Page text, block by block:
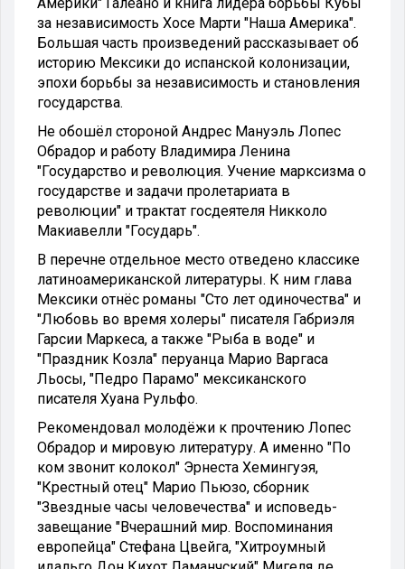
за независимость Хосе Марти "Наша Америка".
Большая часть произведений рассказывает об
историю Мексики до испанской колонизации,
эпохи борьбы за независимость и становления
государства.
Не обошёл стороной Андрес Мануэль Лопес
Обрадор и работу Владимира Ленина
"Государство и революция. Учение марксизма о
государстве и задачи пролетариата в
революции" и трактат госдеятеля Никколо
Макиавелли "Государь".
В перечне отдельное место отведено классике
латиноамериканской литературы. К ним глава
Мексики отнёс романы "Сто лет одиночества" и
"Любовь во время холеры" писателя Габриэля
Гарсии Маркеса, а также "Рыба в воде" и
"Праздник Козла" перуанца Марио Варгаса
Льосы, "Педро Парамо" мексиканского
писателя Хуана Рульфо.
Рекомендовал молодёжи к прочтению Лопес
Обрадор и мировую литературу. А именно "По
ком звонит колокол" Эрнеста Хемингуэя,
"Крестный отец" Марио Пьюзо, сборник
"Звездные часы человечества" и исповедь-
завещание "Вчерашний мир. Воспоминания
европейца" Стефана Цвейга, "Хитроумный